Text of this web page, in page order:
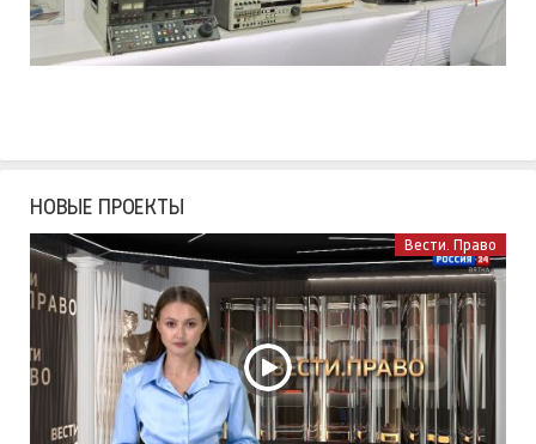
НОВЫЕ ПРОЕКТЫ
Вести. Право